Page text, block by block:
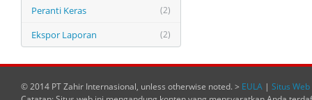
(2)
Peranti Keras
(2)
Ekspor Laporan
© 2014 PT Zahir Internasional, unless otherwise noted. > EULA | Situs